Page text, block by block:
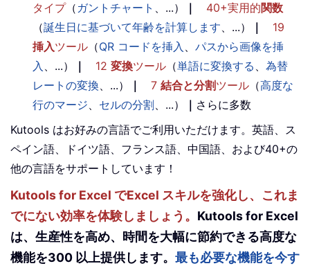
タイプ（ ガントチャート 、...） ｜ 40+実用的関数
（誕生日に基づいて年齢を計算します、...） ｜
19
挿入ツール （QR コードを挿入 、 パスから画像を挿
入 、...） ｜ 12 変換ツール （単語に変換する 、 為替
レートの変換、...） ｜ 7 結合と分割ツール （高度な
行のマージ、 セルの分割、...） ｜ さらに多数
Kutools はお好みの言語でご利用いただけます。英語、ス
ペイン語、ドイツ語、フランス語、中国語、および40+の
他の言語をサポートしています！
Kutools for Excel でExcel スキルを強化し、これま
でにない効率を体験しましょう。 Kutools for Excel
は、生産性を高め、時間を大幅に節約できる高度な
機能を300 以上提供します。 最も必要な機能を今す